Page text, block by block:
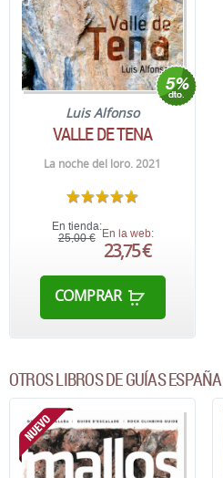
Luis Alfonso
VALLE DE TENA
La noche del loro. 2021
En tienda:
25,00 € En la web:
23,75 €
COMPRAR
OTROS LIBROS DE GUÍAS ESPAÑA